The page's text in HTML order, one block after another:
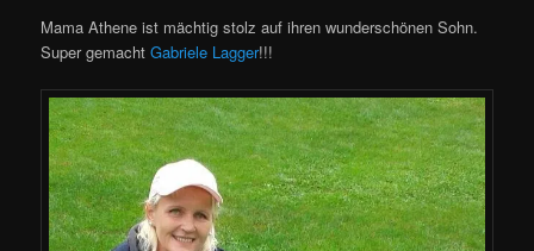
Mama Athene ist mächtig stolz auf ihren wunderschönen Sohn.
Super gemachtGabriele Lagger!!!